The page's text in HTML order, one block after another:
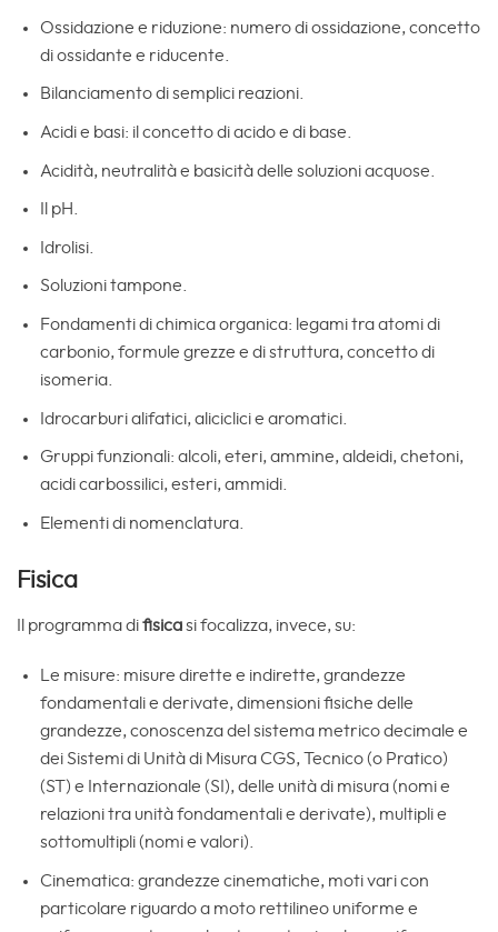
Ossidazione e riduzione: numero di ossidazione, concetto
di ossidante e riducente.
Bilanciamento di semplici reazioni.
Acidi e basi: il concetto di acido e di base.
Acidità, neutralità e basicità delle soluzioni acquose.
Il pH.
Idrolisi.
Soluzioni tampone.
Fondamenti di chimica organica: legami tra atomi di
carbonio, formule grezze e di struttura, concetto di
isomeria.
Idrocarburi alifatici, aliciclici e aromatici.
Gruppi funzionali: alcoli, eteri, ammine, aldeidi, chetoni,
acidi carbossilici, esteri, ammidi.
Elementi di nomenclatura.
Fisica
Il programma difisicasi focalizza, invece, su:
Le misure: misure dirette e indirette, grandezze
fondamentali e derivate, dimensioni fisiche delle
grandezze, conoscenza del sistema metrico decimale e
dei Sistemi di Unità di Misura CGS, Tecnico (o Pratico)
(ST) e Internazionale (SI), delle unità di misura (nomi e
relazioni tra unità fondamentali e derivate), multipli e
sottomultipli (nomi e valori).
Cinematica: grandezze cinematiche, moti vari con
particolare riguardo a moto rettilineo uniforme e